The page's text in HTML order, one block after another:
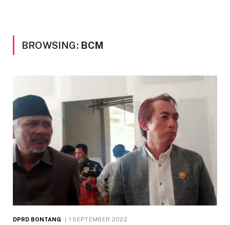
BROWSING: BCM
DPRD BONTANG 1 SEPTEMBER 2022